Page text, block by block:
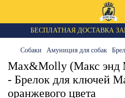
БЕСПЛАТНАЯ ДОСТАВКА
Собаки Амуниция для собак
Max&Molly (Макс энд
- Брелок для ключей
оранжевого цвета